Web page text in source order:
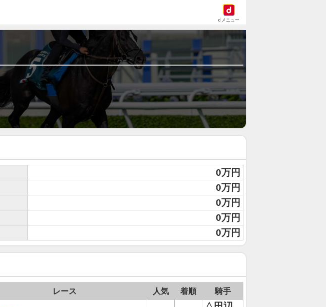
dメニュー
0万円
0万円
0万円
0万円
0万円
レース 人気 着順 騎手